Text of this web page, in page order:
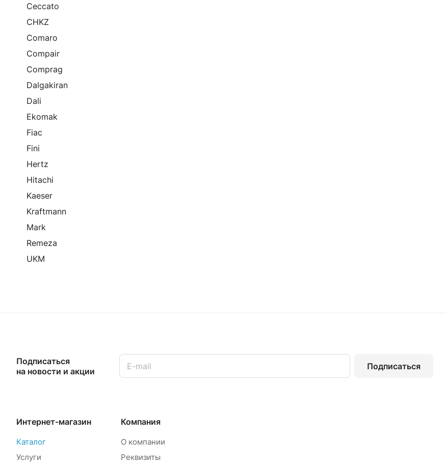
Ceccato
CHKZ
Comaro
Compair
Comprag
Dalgakiran
Dali
Ekomak
Fiac
Fini
Hertz
Hitachi
Kaeser
Kraftmann
Mark
Remeza
UKM
Подписаться
на новости и акции
Подписаться
Интернет-магазин
Каталог
Услуги
Компания
О компании
Реквизиты